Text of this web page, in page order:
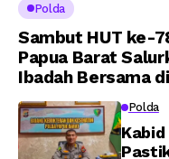
Polda
Sambut HUT ke-
Papua Barat
Ibadah Bersama
Polda